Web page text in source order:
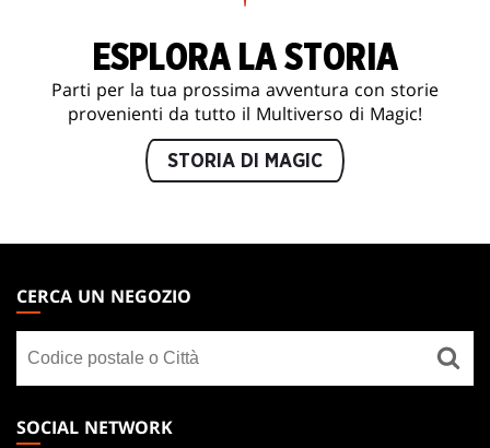
ESPLORA LA STORIA
Parti per la tua prossima avventura con storie
provenienti da tutto il Multiverso di Magic!
STORIA DI MAGIC
THE
GATHERING
FOOTER
CERCA UN NEGOZIO
un
negozio
SOCIAL NETWORK